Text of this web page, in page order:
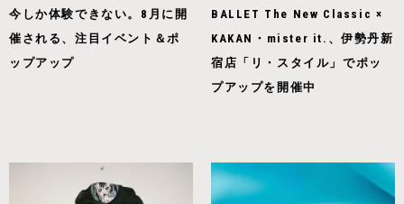
今しか体験できない。8月に開
催される、注目イベント＆ポ
ップアップ
BALLET The New Classic ×
KAKAN・mister it.、伊勢丹新
宿店「リ・スタイル」でポッ
プアップを開催中